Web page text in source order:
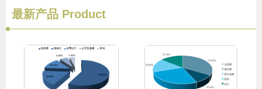
最新产品 Product